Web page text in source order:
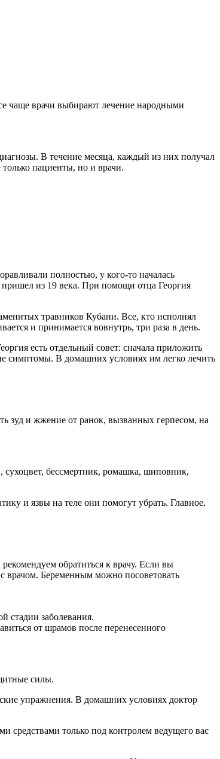
чаще врачи выбирают лечение народными
В течение месяца, каждый из них получал
только пациенты, но и врачи.
полностью, у кого-то началась
из 19 века. При помощи отца Георгия
травников Кубани. Все, кто исполнял
и принимается вовнутрь, три раза в день.
есть отдельный совет: сначала приложить
симптомы. В домашних условиях им легко лечить
зуд и жжение от ранок, вызванных герпесом, на
бессмертник, ромашка, шиповник,
и язвы на теле они помогут убрать. Главное,
обратиться к врачу. Если вы
с врачом. Беременным можно посоветовать
стадии заболевания.
от шрамов после перенесенного
силы.
упражнения. В домашних условиях доктор
средствами только под контролем ведущего вас